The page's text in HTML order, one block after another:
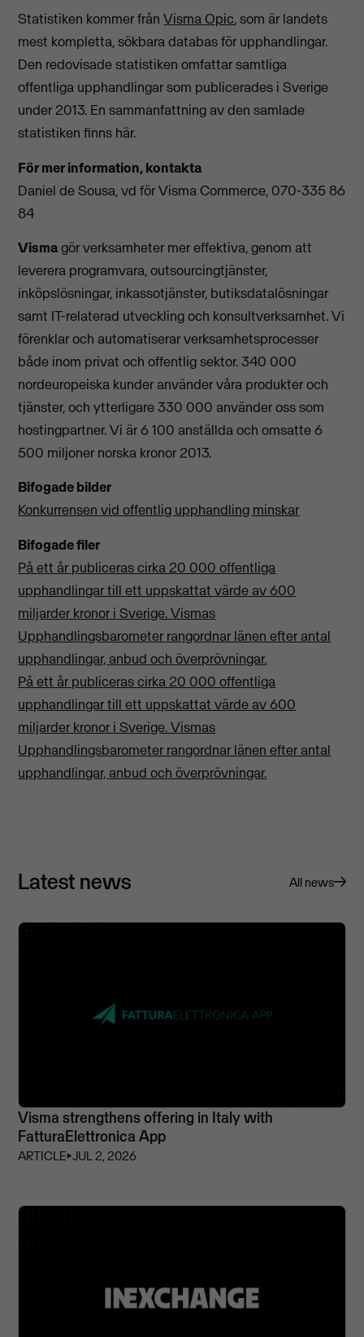
Statistiken kommer frånVisma Opic, som är landets
mest kompletta, sökbara databas för upphandlingar.
Den redovisade statistiken omfattar samtliga
offentliga upphandlingar som publicerades i Sverige
under 2013. En sammanfattning av den samlade
statistiken finns här.
För mer information, kontakta
Daniel de Sousa, vd för Visma Commerce, 070-335 86
84
Vismagör verksamheter mer effektiva, genom att
leverera programvara, outsourcingtjänster,
inköpslösningar, inkassotjänster, butiksdatalösningar
samt IT-relaterad utveckling och konsultverksamhet. Vi
förenklar och automatiserar verksamhetsprocesser
både inom privat och offentlig sektor. 340 000
nordeuropeiska kunder använder våra produkter och
tjänster, och ytterligare 330 000 använder oss som
hostingpartner. Vi är 6 100 anställda och omsatte 6
500 miljoner norska kronor 2013.
Bifogade bilder
Konkurrensen vid offentlig upphandling minskar
Bifogade filer
På ett år publiceras cirka 20 000 offentliga
upphandlingar till ett uppskattat värde av 600
miljarder kronor i Sverige. Vismas
Upphandlingsbarometer rangordnar länen efter antal
upphandlingar, anbud och överprövningar.
På ett år publiceras cirka 20 000 offentliga
upphandlingar till ett uppskattat värde av 600
miljarder kronor i Sverige. Vismas
Upphandlingsbarometer rangordnar länen efter antal
upphandlingar, anbud och överprövningar.
Latest news All news
Visma strengthens offering in Italy with
FatturaElettronica App
ARTICLE⏵JUL 2, 2026